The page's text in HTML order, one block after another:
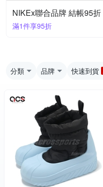
NIKEx聯合品牌 結帳95折
滿1件享95折
分類 品牌 快速到貨